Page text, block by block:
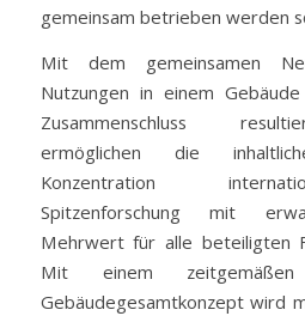
gemeinsam betrieben werden
Mit dem gemeinsamen
Nutzungen in einem
Zusammenschluss
ermöglichen die
Konzentration
Spitzenforschung mit
Mehrwert für alle beteiligten
Mit einem
Gebäudegesamtkonzept wird